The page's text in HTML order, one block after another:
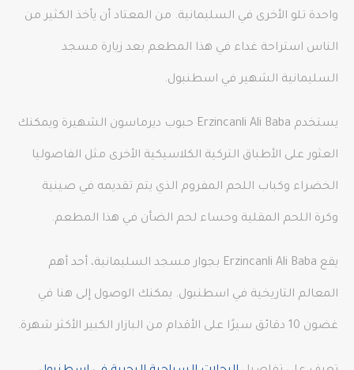
واحدة تلو الأخرى في السليمانية. من المعتاد أن يأخذ الكثير من
الناس استراحة غداء في هذا المطعم بعد زيارة مسجد
السليمانية الشهير في اسطنبول.
يستخدم Erzincanli Ali Baba حبوب ديرماسون الشهيرة ويمكنك
العثور على الأطباق التركية الكلاسيكية الأخرى مثل الفاصوليا
الخضراء وكباب اللحم المفروم الذي يتم تقديمه في صينية
وكرة اللحم المقلية وحساء لحم الضأن في هذا المطعم.
يقع Erzincanli Ali Baba بجوار مسجد السليمانية، أحد أهم
المعالم التاريخية في اسطنبول. يمكنك الوصول إلى هنا في
غضون 10 دقائق سيرًا على الأقدام من البازار الكبير الأكثر شهرة.